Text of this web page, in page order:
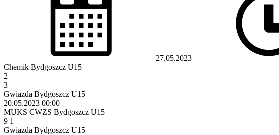
27.05.2023
Chemik Bydgoszcz U15
2
3
Gwiazda Bydgoszcz U15
20.05.2023 00:00
MUKS CWZS Bydgoszcz U15
9 1
Gwiazda Bydgoszcz U15